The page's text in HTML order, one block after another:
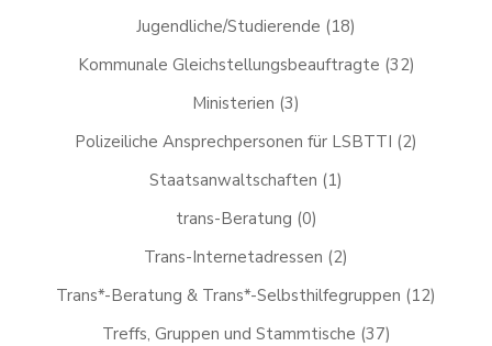
Jugendliche/Studierende (18)
Kommunale Gleichstellungsbeauftragte (32)
Ministerien (3)
Polizeiliche Ansprechpersonen für LSBTTI (2)
Staatsanwaltschaften (1)
trans-Beratung (0)
Trans-Internetadressen (2)
Trans*-Beratung & Trans*-Selbsthilfegruppen (12)
Treffs, Gruppen und Stammtische (37)